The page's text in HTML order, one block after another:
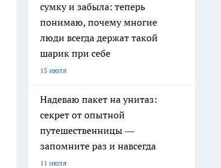
сумку и забыла: теперь
понимаю, почему многие
люди всегда держат такой
шарик при себе
15 июля
Надеваю пакет на унитаз:
секрет от опытной
путешественницы —
запомните раз и навсегда
11 июля